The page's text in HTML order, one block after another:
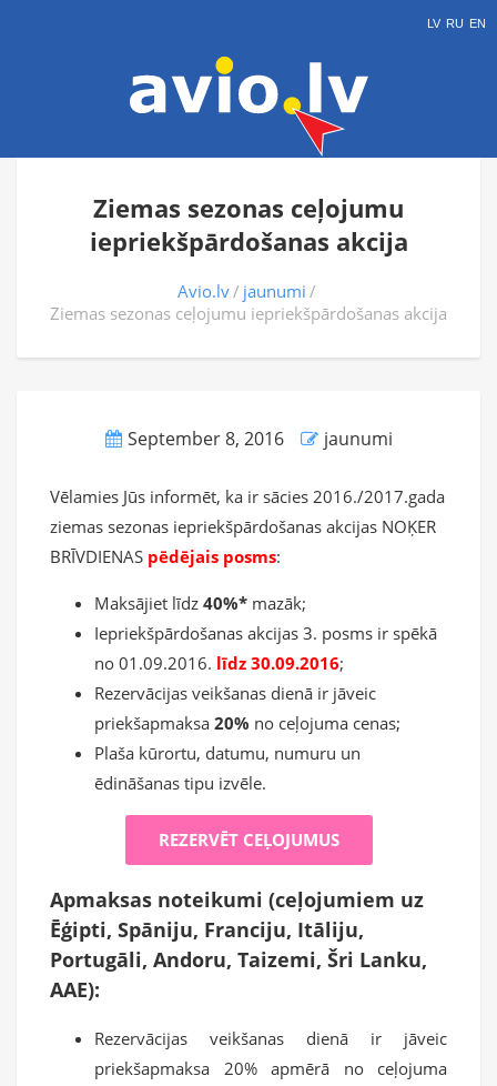
LV RU EN
Ziemas sezonas ceļojumu
iepriekšpārdošanas akcija
Avio.lv
jaunumi
Ziemas sezonas ceļojumu iepriekšpārdošanas akcija
September 8, 2016 jaunumi
Vēlamies Jūs informēt, ka ir sācies 2016./2017.gada
ziemas sezonas iepriekšpārdošanas akcijas NOĶER
BRĪVDIENAS pēdējais posms:
Maksājiet līdz 40%* mazāk;
Iepriekšpārdošanas akcijas 3. posms ir spēkā
no 01.09.2016. līdz 30.09.2016;
Rezervācijas veikšanas dienā ir jāveic
priekšapmaksa 20% no ceļojuma cenas;
Plaša kūrortu, datumu, numuru un
ēdināšanas tipu izvēle.
REZERVĒT CEĻOJUMUS
Apmaksas noteikumi (ceļojumiem uz
Ēģipti, Spāniju, Franciju, Itāliju,
Portugāli, Andoru, Taizemi, Šri Lanku,
AAE):
Rezervācijas veikšanas dienā ir jāveic
priekšapmaksa 20% apmērā no ceļojuma